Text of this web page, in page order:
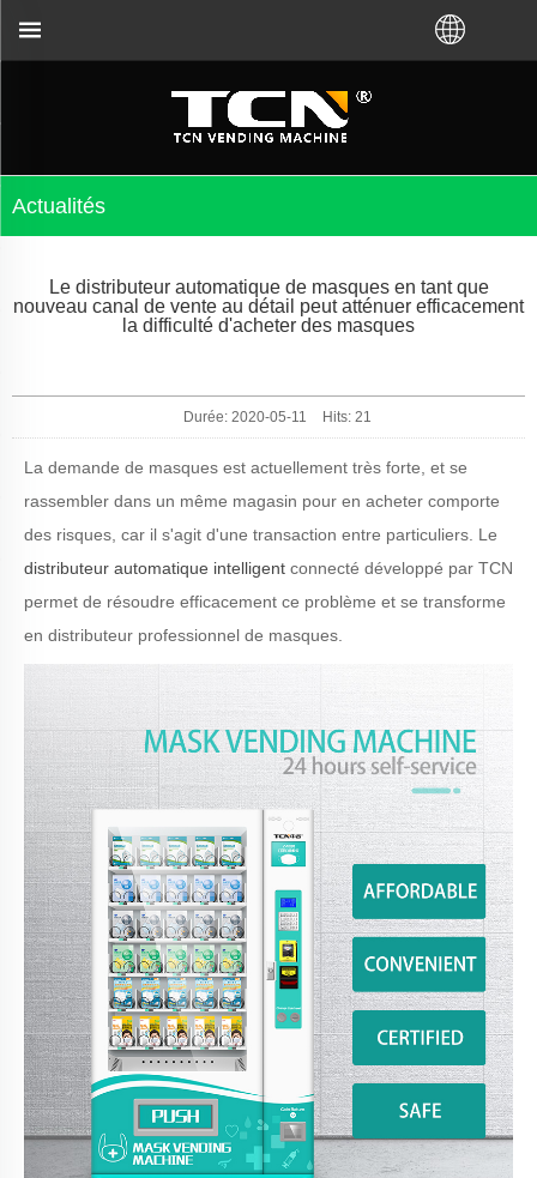
Actualités
Le distributeur automatique de masques en tant que
nouveau canal de vente au détail peut atténuer efficacement
la difficulté d'acheter des masques
Durée: 2020-05-11 Hits: 21
La demande de masques est actuellement très forte, et se
rassembler dans un même magasin pour en acheter comporte
des risques, car il s'agit d'une transaction entre particuliers. Le
distributeur automatique intelligent connecté développé par TCN
permet de résoudre efficacement ce problème et se transforme
en distributeur professionnel de masques.
distributeurs automatiques, peu importe